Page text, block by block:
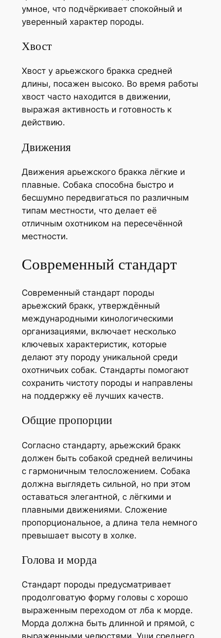
умное, что подчёркивает спокойный и
уверенный характер породы.
Хвост
Хвост у арьежского бракка средней
длины, посажен высоко. Во время работы
хвост часто находится в движении,
выражая активность и готовность к
действию.
Движения
Движения арьежского бракка лёгкие и
плавные. Собака способна быстро и
бесшумно передвигаться по различным
типам местности, что делает её
отличным охотником на пересечённой
местности.
Современный стандарт
Современный стандарт породы
арьежский бракк, утверждённый
международными кинологическими
организациями, включает несколько
ключевых характеристик, которые
делают эту породу уникальной среди
охотничьих собак. Стандарты помогают
сохранить чистоту породы и направлены
на поддержку её лучших качеств.
Общие пропорции
Согласно стандарту, арьежский бракк
должен быть собакой средней величины
с гармоничным телосложением. Собака
должна выглядеть сильной, но при этом
оставаться элегантной, с лёгкими и
плавными движениями. Сложение
пропорциональное, а длина тела немного
превышает высоту в холке.
Голова и морда
Стандарт породы предусматривает
продолговатую форму головы с хорошо
выраженным переходом от лба к морде.
Морда должна быть длинной и прямой, с